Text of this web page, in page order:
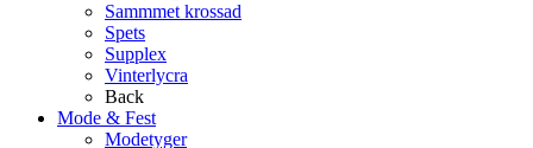
Sammmet krossad
Spets
Supplex
Vinterlycra
Back
Mode & Fest
Modetyger